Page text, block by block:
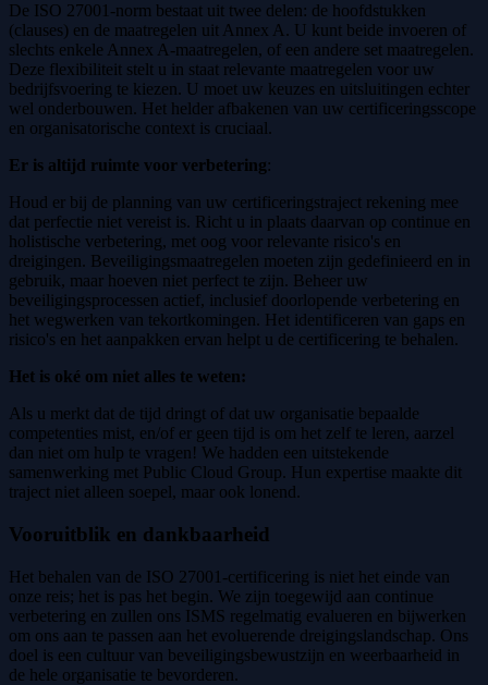
De ISO 27001-norm bestaat uit twee delen: de hoofdstukken
(clauses) en de maatregelen uit Annex A. U kunt beide invoeren of
slechts enkele Annex A-maatregelen, of een andere set maatregelen.
Deze flexibiliteit stelt u in staat relevante maatregelen voor uw
bedrijfsvoering te kiezen. U moet uw keuzes en uitsluitingen echter
wel onderbouwen. Het helder afbakenen van uw certificeringsscope
en organisatorische context is cruciaal.
Er is altijd ruimte voor verbetering:
Houd er bij de planning van uw certificeringstraject rekening mee
dat perfectie niet vereist is. Richt u in plaats daarvan op continue en
holistische verbetering, met oog voor relevante risico's en
dreigingen. Beveiligingsmaatregelen moeten zijn gedefinieerd en in
gebruik, maar hoeven niet perfect te zijn. Beheer uw
beveiligingsprocessen actief, inclusief doorlopende verbetering en
het wegwerken van tekortkomingen. Het identificeren van gaps en
risico's en het aanpakken ervan helpt u de certificering te behalen.
Het is oké om niet alles te weten:
Als u merkt dat de tijd dringt of dat uw organisatie bepaalde
competenties mist, en/of er geen tijd is om het zelf te leren, aarzel
dan niet om hulp te vragen! We hadden een uitstekende
samenwerking met Public Cloud Group. Hun expertise maakte dit
traject niet alleen soepel, maar ook lonend.
Vooruitblik en dankbaarheid
Het behalen van de ISO 27001-certificering is niet het einde van
onze reis; het is pas het begin. We zijn toegewijd aan continue
verbetering en zullen ons ISMS regelmatig evalueren en bijwerken
om ons aan te passen aan het evoluerende dreigingslandschap. Ons
doel is een cultuur van beveiligingsbewustzijn en weerbaarheid in
de hele organisatie te bevorderen.